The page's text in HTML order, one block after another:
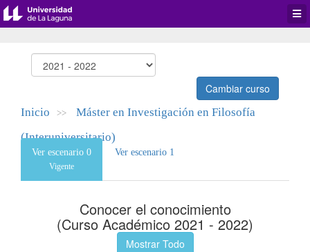
Cambiar curso
Inicio >>
Máster en Investigación en Filosofía
(Interuniversitario)
Ver escenario 0
Vigente
Ver escenario 1
Conocer el conocimiento
(Curso Académico 2021 - 2022)
Mostrar Todo